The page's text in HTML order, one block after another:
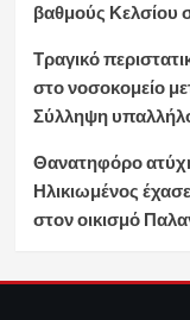
βαθμούς Κελσίου
Τραγικό
στο νοσοκομείο
Σύλληψη
Θανατηφόρο
Ηλικιωμένος
στον οικισμό